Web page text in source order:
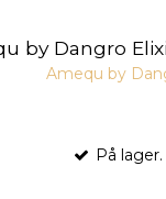
by Dangro
Amequ by
På lager.